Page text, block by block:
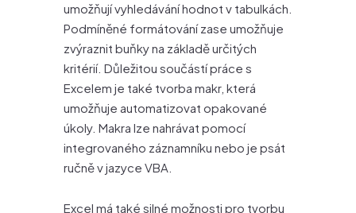
umožňují vyhledávání hodnot v tabulkách.
Podmíněné formátování zase umožňuje
zvýraznit buňky na základě určitých
kritérií. Důležitou součástí práce s
Excelem je také tvorba makr, která
umožňuje automatizovat opakované
úkoly. Makra lze nahrávat pomocí
integrovaného záznamníku nebo je psát
ručně v jazyce VBA.
Excel má také silné možnosti pro tvorbu